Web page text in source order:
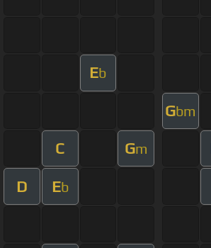
Eb
Gbm
C Gm
D Eb